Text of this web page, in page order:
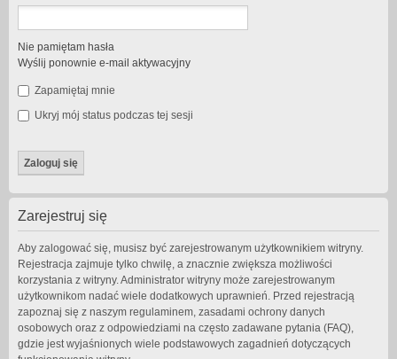
Nie pamiętam hasła
Wyślij ponownie e-mail aktywacyjny
Zapamiętaj mnie
Ukryj mój status podczas tej sesji
Zarejestruj się
Aby zalogować się, musisz być zarejestrowanym użytkownikiem witryny.
Rejestracja zajmuje tylko chwilę, a znacznie zwiększa możliwości
korzystania z witryny. Administrator witryny może zarejestrowanym
użytkownikom nadać wiele dodatkowych uprawnień. Przed rejestracją
zapoznaj się z naszym regulaminem, zasadami ochrony danych
osobowych oraz z odpowiedziami na często zadawane pytania (FAQ),
gdzie jest wyjaśnionych wiele podstawowych zagadnień dotyczących